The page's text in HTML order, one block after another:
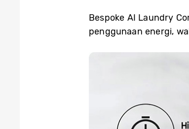
Bespoke AI Laundry
penggunaan energi,